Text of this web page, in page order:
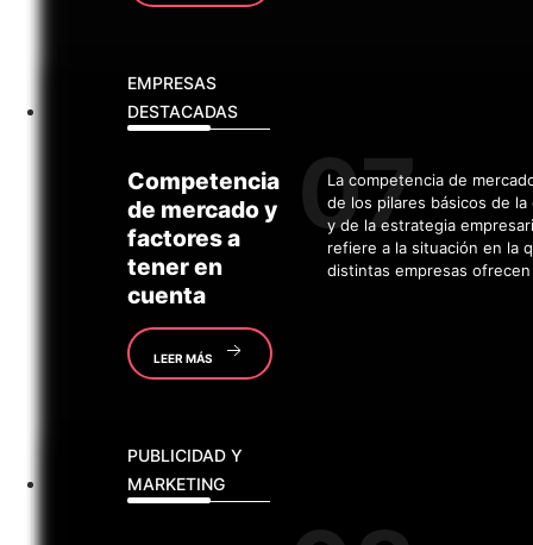
EMPRESAS
DESTACADAS
Competencia
de mercado y
factores a
tener en
cuenta
LEER MÁS
La competencia de
de los pilares básicos de la
y de la estrategia
refiere a la situación en la
distintas empresas
PUBLICIDAD Y
MARKETING